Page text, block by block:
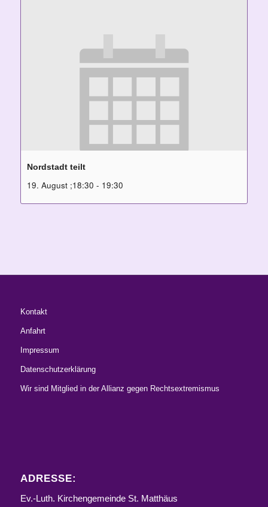
Nordstadt teilt
19. August ;18:30 - 19:30
Kontakt
Anfahrt
Impressum
Datenschutzerklärung
Wir sind Mitglied in der Allianz gegen Rechtsextremismus
ADRESSE:
Ev.-Luth. Kirchengemeinde St. Matthäus